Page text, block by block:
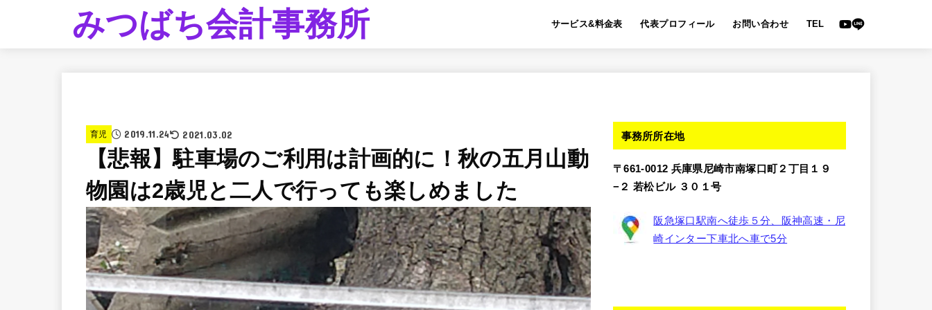
みつばち会計事務所 サービス&料金表 代表プロフィール お問い合わせ TEL
育児 2019.11.24 2021.03.02
【悲報】駐車場のご利用は計画的に！秋の五月山動
物園は2歳児と二人で行っても楽しめました
事務所所在地
〒661-0012 兵庫県尼崎市南塚口町２丁目１９
−２ 若松ビル ３０１号
阪急塚口駅南へ徒歩５分、阪神高速・尼
崎インター下車北へ車で5分